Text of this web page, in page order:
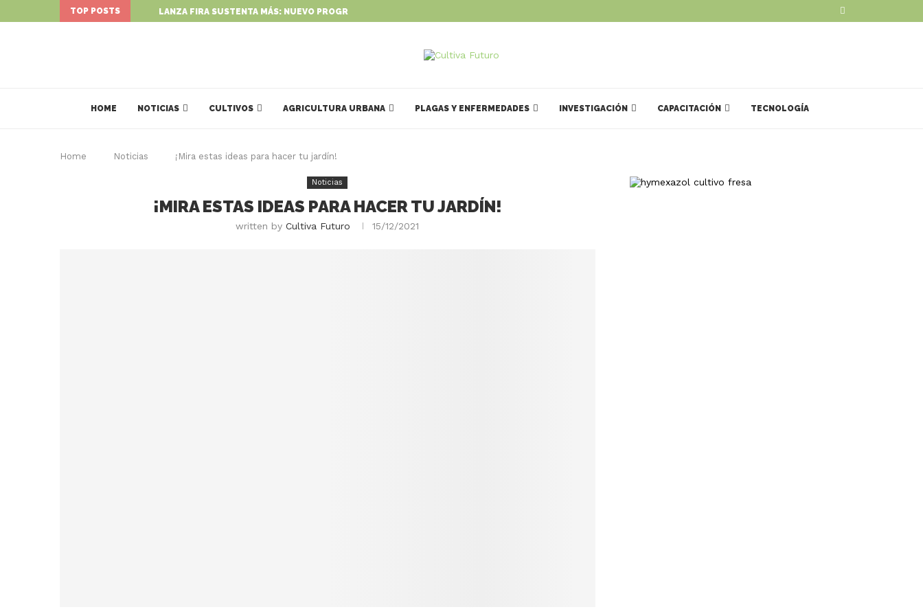
TOP POSTS LANZA FIRA SUSTENTA MÁS: NUEVO PROGRAMA PARA IMPULSAR...
HOME NOTICIAS CULTIVOS AGRICULTURA URBANA PLAGAS Y ENFERMEDADES INVESTIGACIÓN CAPACITACIÓN TECNOLOGÍA
Home Noticias ¡Mira estas ideas para hacer tu jardín!
Noticias
¡MIRA ESTAS IDEAS PARA HACER TU JARDÍN!
written byCultiva Futuro 15/12/2021